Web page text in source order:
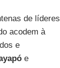
de líderes
acodem à
e
e